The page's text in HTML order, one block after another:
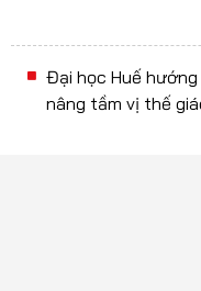
Đại học Huế
nâng tầm vị thế